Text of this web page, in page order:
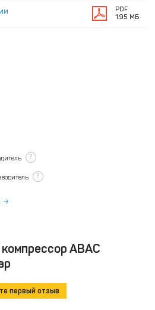
PDF
1.95 МБ
?
?
ABAC
первый отзыв